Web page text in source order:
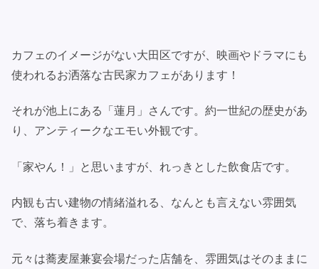
カフェのイメージがない大田区ですが、映画やドラマにも
使われるお洒落な古民家カフェがあります！
それが池上にある「蓮月」さんです。約一世紀の歴史があ
り、アンティークなエモい外観です。
「家やん！」と思いますが、れっきとした飲食店です。
内観も古い建物の情緒溢れる、なんとも言えない雰囲気
で、落ち着きます。
元々は蕎麦屋兼宴会場だった店舗を、雰囲気はそのままに